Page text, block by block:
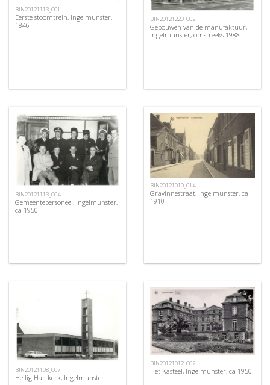
BIN20121113_001
Eerste stoomtrein, Ingelmunster,
1846
BIN20121220_002
Gebouwen van de manufaktuur,
Ingelmunster, omstreeks 1988.
BIN20121113_004
Gemeentepersoneel, Ingelmunster,
ca 1950
BIN20121010_014
Gravinnestraat, Ingelmunster, ca
1910
BIN20121108_007
Heilig Hartkerk, Ingelmunster
BIN20121012_002
Het Kasteel, Ingelmunster, ca 1950